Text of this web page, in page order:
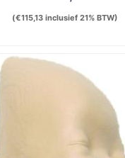
(€115,13 inclusief 21% BTW)